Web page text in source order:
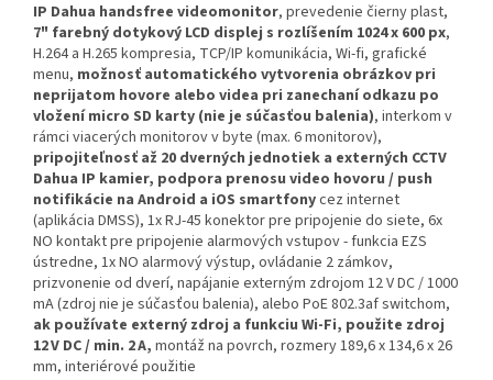
IP Dahua handsfree videomonitor, prevedenie čierny plast,
7" farebný dotykový LCD displej s rozlíšením 1024 x 600 px,
H.264 a H.265 kompresia, TCP/IP komunikácia, Wi-fi, grafické
menu, možnosť automatického vytvorenia obrázkov pri
neprijatom hovore alebo videa pri zanechaní odkazu po
vložení micro SD karty (nie je súčasťou balenia), interkom v
rámci viacerých monitorov v byte (max. 6 monitorov),
pripojiteľnosť až 20 dverných jednotiek a externých CCTV
Dahua IP kamier, podpora prenosu video hovoru / push
notifikácie na Android a iOS smartfonycez internet
(aplikácia DMSS), 1x RJ-45 konektor pre pripojenie do siete, 6x
NO kontakt pre pripojenie alarmových vstupov - funkcia EZS
ústredne, 1x NO alarmový výstup, ovládanie 2 zámkov,
prizvonenie od dverí, napájanie externým zdrojom 12 V DC / 1000
mA (zdroj nie je súčasťou balenia), alebo PoE 802.3af switchom,
ak používate externý zdroj a funkciu Wi‑Fi, použite zdroj
12 V DC / min. 2 A, montáž na povrch, rozmery 189,6 x 134,6 x 26
mm, interiérové použitie